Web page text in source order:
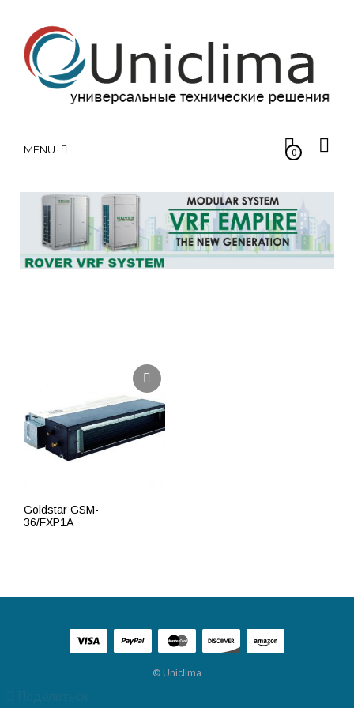
MENU 0
Goldstar GSM-
36/FXP1A
© Uniclima